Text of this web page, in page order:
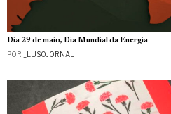
Dia 29 de maio, Dia Mundial da Energia
POR _LUSOJORNAL